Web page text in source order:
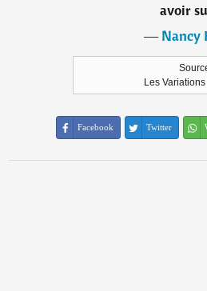
avoir
―Nancy
Les
Facebook Twitter